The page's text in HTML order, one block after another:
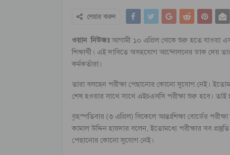
শেয়ার করুন
ওয়ান নিউজঃআগামী ১০ এপ্রিল থেকে শুরু হতে যাওয়া
শিক্ষার্থী। এই দাবিতে অসহযোগ আন্দোলনের ডাক দেয়
কর্মকর্তারা।
তারা বলছেন পরীক্ষা পেছানোর কোনো সুযোগ নেই।
শেষ হওয়ার সাথে সাথে এইচএসসি পরীক্ষা শুরু হবে। তাই
বৃহস্পতিবার (৩ এপ্রিল) বিকেলে আন্তঃশিক্ষা বোর্ডের
কামাল উদ্দিন হায়দার‌ বলেন, ইতোমধ্যে পরীক্ষার সব
পেছানোর কোনো সুযোগ নেই।